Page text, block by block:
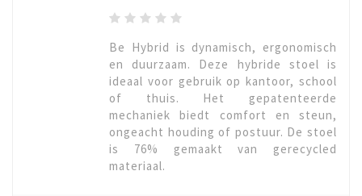
Be Hybrid is dynamisch, ergonomisch
en duurzaam. Deze hybride stoel is
ideaal voor gebruik op kantoor, school
of thuis. Het gepatenteerde
mechaniek biedt comfort en steun,
ongeacht houding of postuur. De stoel
is 76% gemaakt van gerecycled
materiaal.